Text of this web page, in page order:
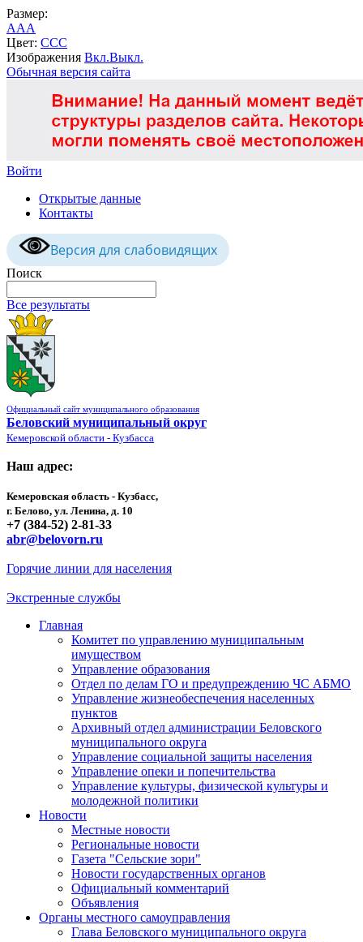
Размер:
AAA
Цвет: CCC
Изображения Вкл.Выкл.
Обычная версия сайта
Войти
Открытые данные
Контакты
Версия для слабовидящих
Поиск
Все результаты
Официальный сайт муниципального образования
Беловский муниципальный округ
Кемеровской области - Кузбасса
Наш адрес:
Кемеровская область - Кузбасс,
г. Белово, ул. Ленина, д. 10
+7 (384-52) 2-81-33
abr@belovorn.ru
Горячие линии для населения
Экстренные службы
Главная
Комитет по управлению муниципальным
имуществом
Управление образования
Отдел по делам ГО и предупреждению ЧС АБМО
Управление жизнеобеспечения населенных
пунктов
Архивный отдел администрации Беловского
муниципального округа
Управление социальной защиты населения
Управление опеки и попечительства
Управление культуры, физической культуры и
молодежной политики
Новости
Местные новости
Региональные новости
Газета "Сельские зори"
Новости государственных органов
Официальный комментарий
Объявления
Органы местного самоуправления
Глава Беловского муниципального округа